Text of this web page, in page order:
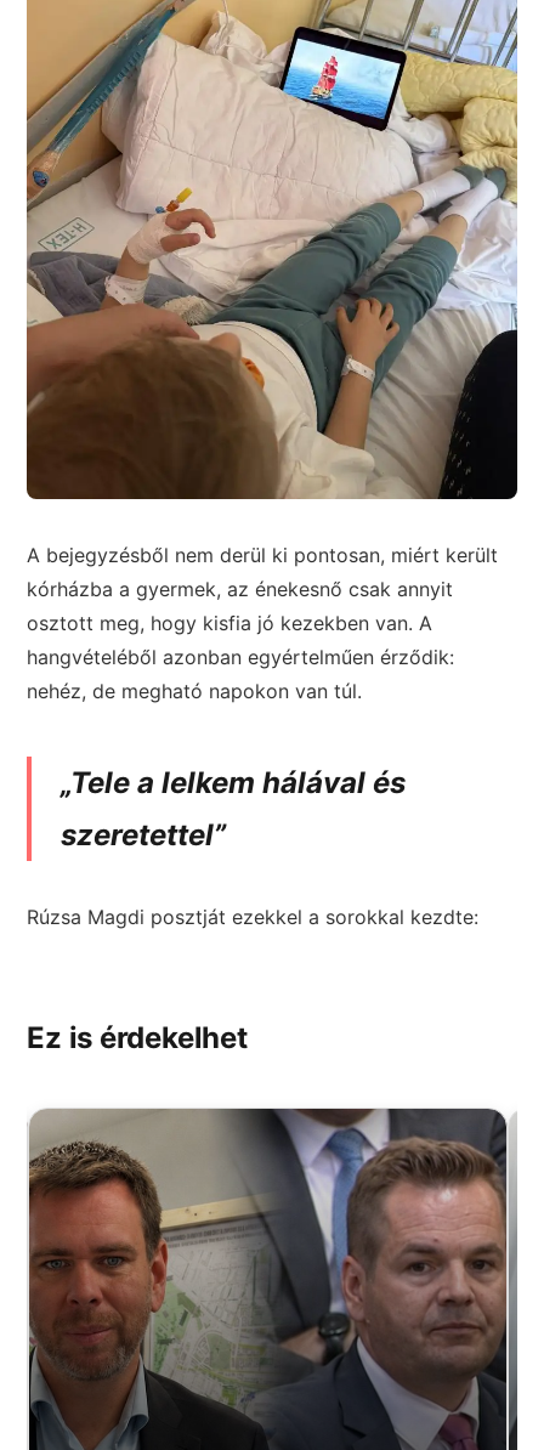
A bejegyzésből nem derül ki pontosan, miért került
kórházba a gyermek, az énekesnő csak annyit
osztott meg, hogy kisfia jó kezekben van. A
hangvételéből azonban egyértelműen érződik:
nehéz, de megható napokon van túl.
„Tele a lelkem hálával és
szeretettel”
Rúzsa Magdi posztját ezekkel a sorokkal kezdte:
Ez is érdekelhet